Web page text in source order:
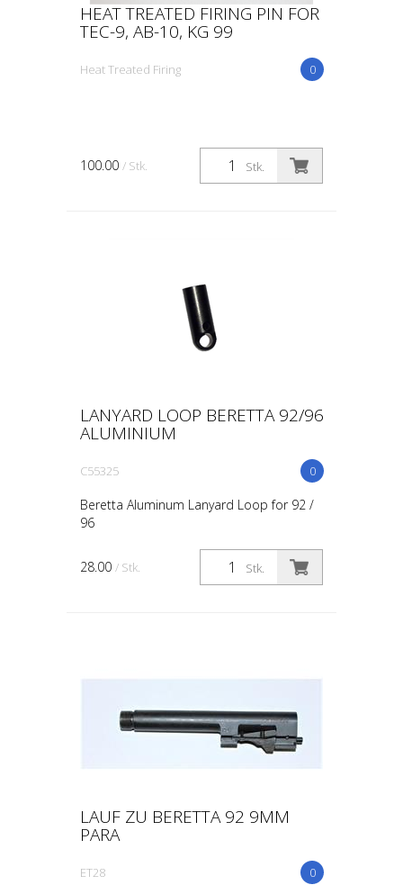
HEAT TREATED FIRING PIN FOR
TEC-9, AB-10, KG 99
0
Heat Treated Firing
Stk.
100.00 / Stk.
LANYARD LOOP BERETTA 92/96
ALUMINIUM
0
C55325
Beretta Aluminum Lanyard Loop for 92 /
96
Stk.
28.00 / Stk.
LAUF ZU BERETTA 92 9MM
PARA
0
ET28